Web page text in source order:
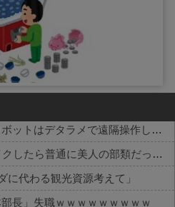
！
イーロン・マスク「中国のロボットはデタラメで遠隔操作してるだけ」
女芸人の吉住さん（36）メイクしたら普通に美人の部類だったと判明ｗｗｗｗｗｗｗｗｗ
に代わる観光資源考えて」
長」失職ｗｗｗｗｗｗｗｗｗ